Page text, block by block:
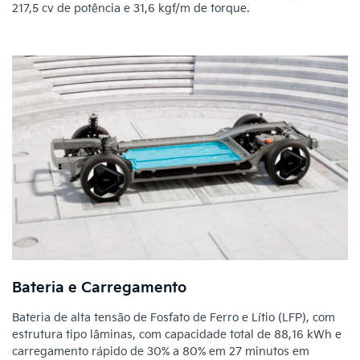
217,5 cv de potência e 31,6 kgf/m de torque.
Bateria e Carregamento
Bateria de alta tensão de Fosfato de Ferro e Lítio (LFP), com
estrutura tipo lâminas, com capacidade total de 88,16 kWh e
carregamento rápido de 30% a 80% em 27 minutos em